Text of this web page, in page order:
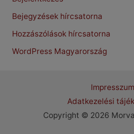
Bejegyzések hírcsatorna
Hozzászólások hírcsatorna
WordPress Magyarország
Impresszum
Adatkezelési
Copyright © 2026